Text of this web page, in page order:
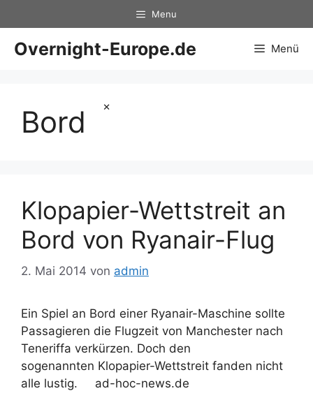
×
Inhalt
springen
Menu
Overnight-Europe.de Menü
Bord
Klopapier-Wettstreit an
Bord von Ryanair-Flug
2. Mai 2014 von admin
Ein Spiel an Bord einer Ryanair-Maschine sollte
Passagieren die Flugzeit von Manchester nach
Teneriffa verkürzen. Doch den
sogenannten Klopapier-Wettstreit fanden nicht
alle lustig. ad-hoc-news.de